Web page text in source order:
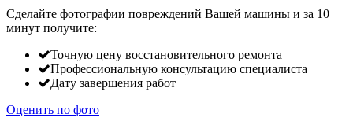
Сделайте фотографии повреждений Вашей машины и за 10
минут получите:
Точную цену восстановительного ремонта
Профессиональную консультацию специалиста
Дату завершения работ
Оценить по фото